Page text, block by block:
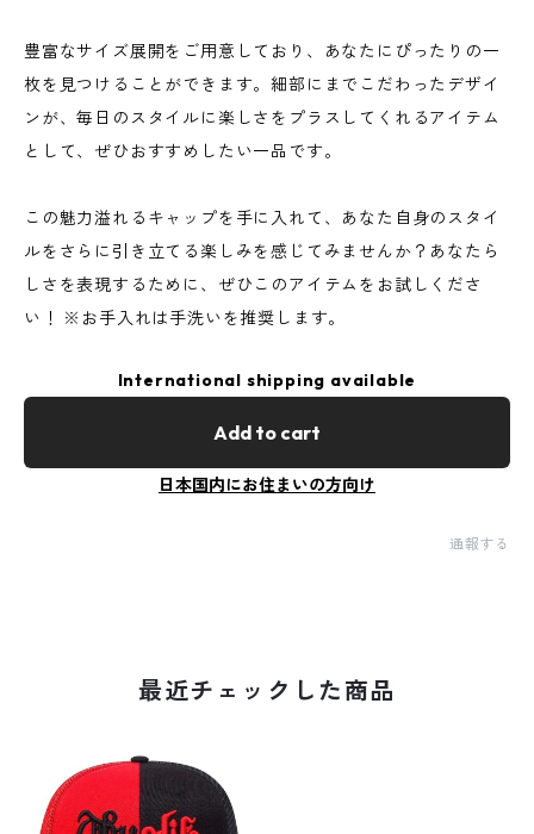
豊富なサイズ展開をご用意しており、あなたにぴったりの一
枚を見つけることができます。細部にまでこだわったデザイ
ンが、毎日のスタイルに楽しさをプラスしてくれるアイテム
として、ぜひおすすめしたい一品です。
この魅力溢れるキャップを手に入れて、あなた自身のスタイ
ルをさらに引き立てる楽しみを感じてみませんか？あなたら
しさを表現するために、ぜひこのアイテムをお試しくださ
い！ ※お手入れは手洗いを推奨します。
International shipping available
Add to cart
日本国内にお住まいの方向け
通報する
最近チェックした商品